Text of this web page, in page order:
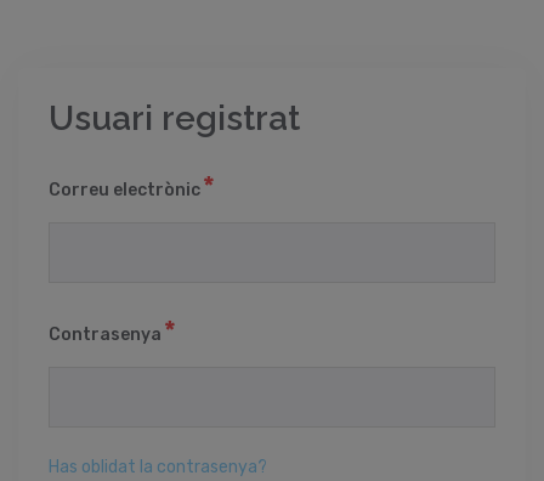
Usuari registrat
Correu electrònic
Contrasenya
Has oblidat la contrasenya?